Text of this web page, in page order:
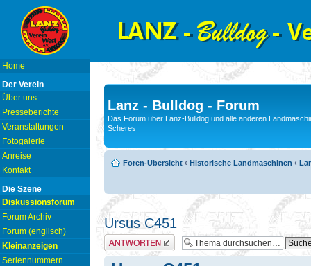
Home
Der Verein
Über uns
Presseberichte
Veranstaltungen
Fotogalerie
Anreise
Kontakt
Die Szene
Diskussionsforum
Forum Archiv
Forum (englisch)
Kleinanzeigen
Seriennummern
Lanz - Bulldog - Forum
Das Forum über Lanz-Bulldog und alle anderen
Scheres
Foren-Übersicht ‹ Historische Landmaschinen ‹
Ursus C451
Antwort erstellen